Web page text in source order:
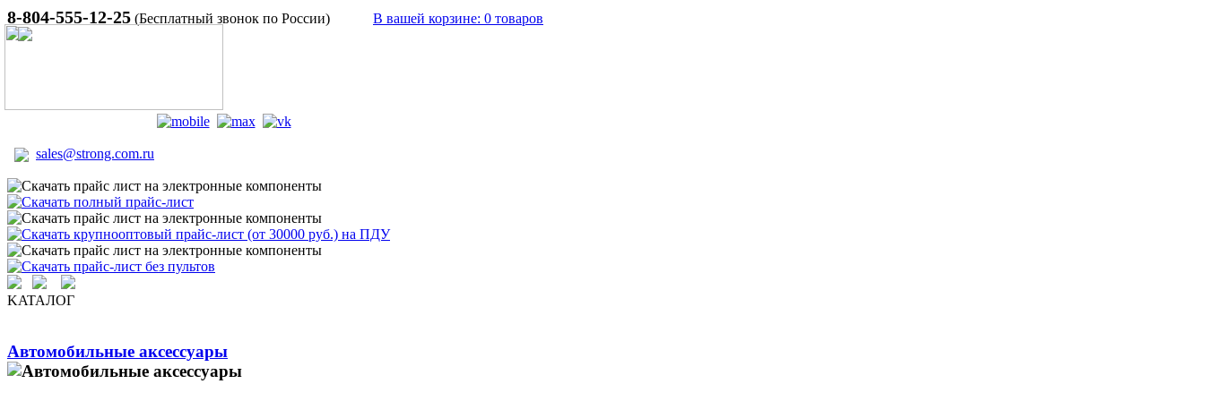
8-804-555-12-25 (Бесплатный звонок по России) В вашей корзине: 0 товаров
sales@strong.com.ru
KATAЛОГ
Автомобильные аксессуары